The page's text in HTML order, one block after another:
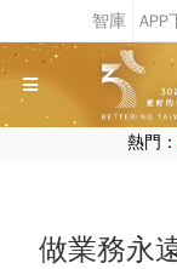
熱門：
做業務永